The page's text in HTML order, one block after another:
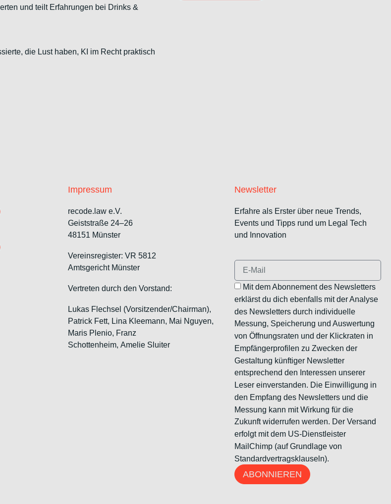
und teilt Erfahrungen bei Drinks &
die Lust haben, KI im Recht praktisch
Impressum
recode.law e.V.
Geiststraße 24–26
48151 Münster
Vereinsregister: VR 5812
Amtsgericht Münster
Vertreten durch den Vorstand:
Lukas Flechsel (Vorsitzender/Chairman),
Patrick Fett, Lina Kleemann, Mai Nguyen,
Maris Plenio, Franz
Schottenheim, Amelie Sluiter
Newsletter
Erfahre als Erster über neue Trends,
Events und Tipps rund um Legal Tech
und Innovation
Mit dem Abonnement des Newsletters
erklärst du dich ebenfalls mit der Analyse
des Newsletters durch individuelle
Messung, Speicherung und Auswertung
von Öffnungsraten und der Klickraten in
Empfängerprofilen zu Zwecken der
Gestaltung künftiger Newsletter
entsprechend den Interessen unserer
Leser einverstanden. Die Einwilligung in
den Empfang des Newsletters und die
Messung kann mit Wirkung für die
Zukunft widerrufen werden. Der Versand
erfolgt mit dem US-Dienstleister
MailChimp (auf Grundlage von
Standardvertragsklauseln).
ABONNIEREN